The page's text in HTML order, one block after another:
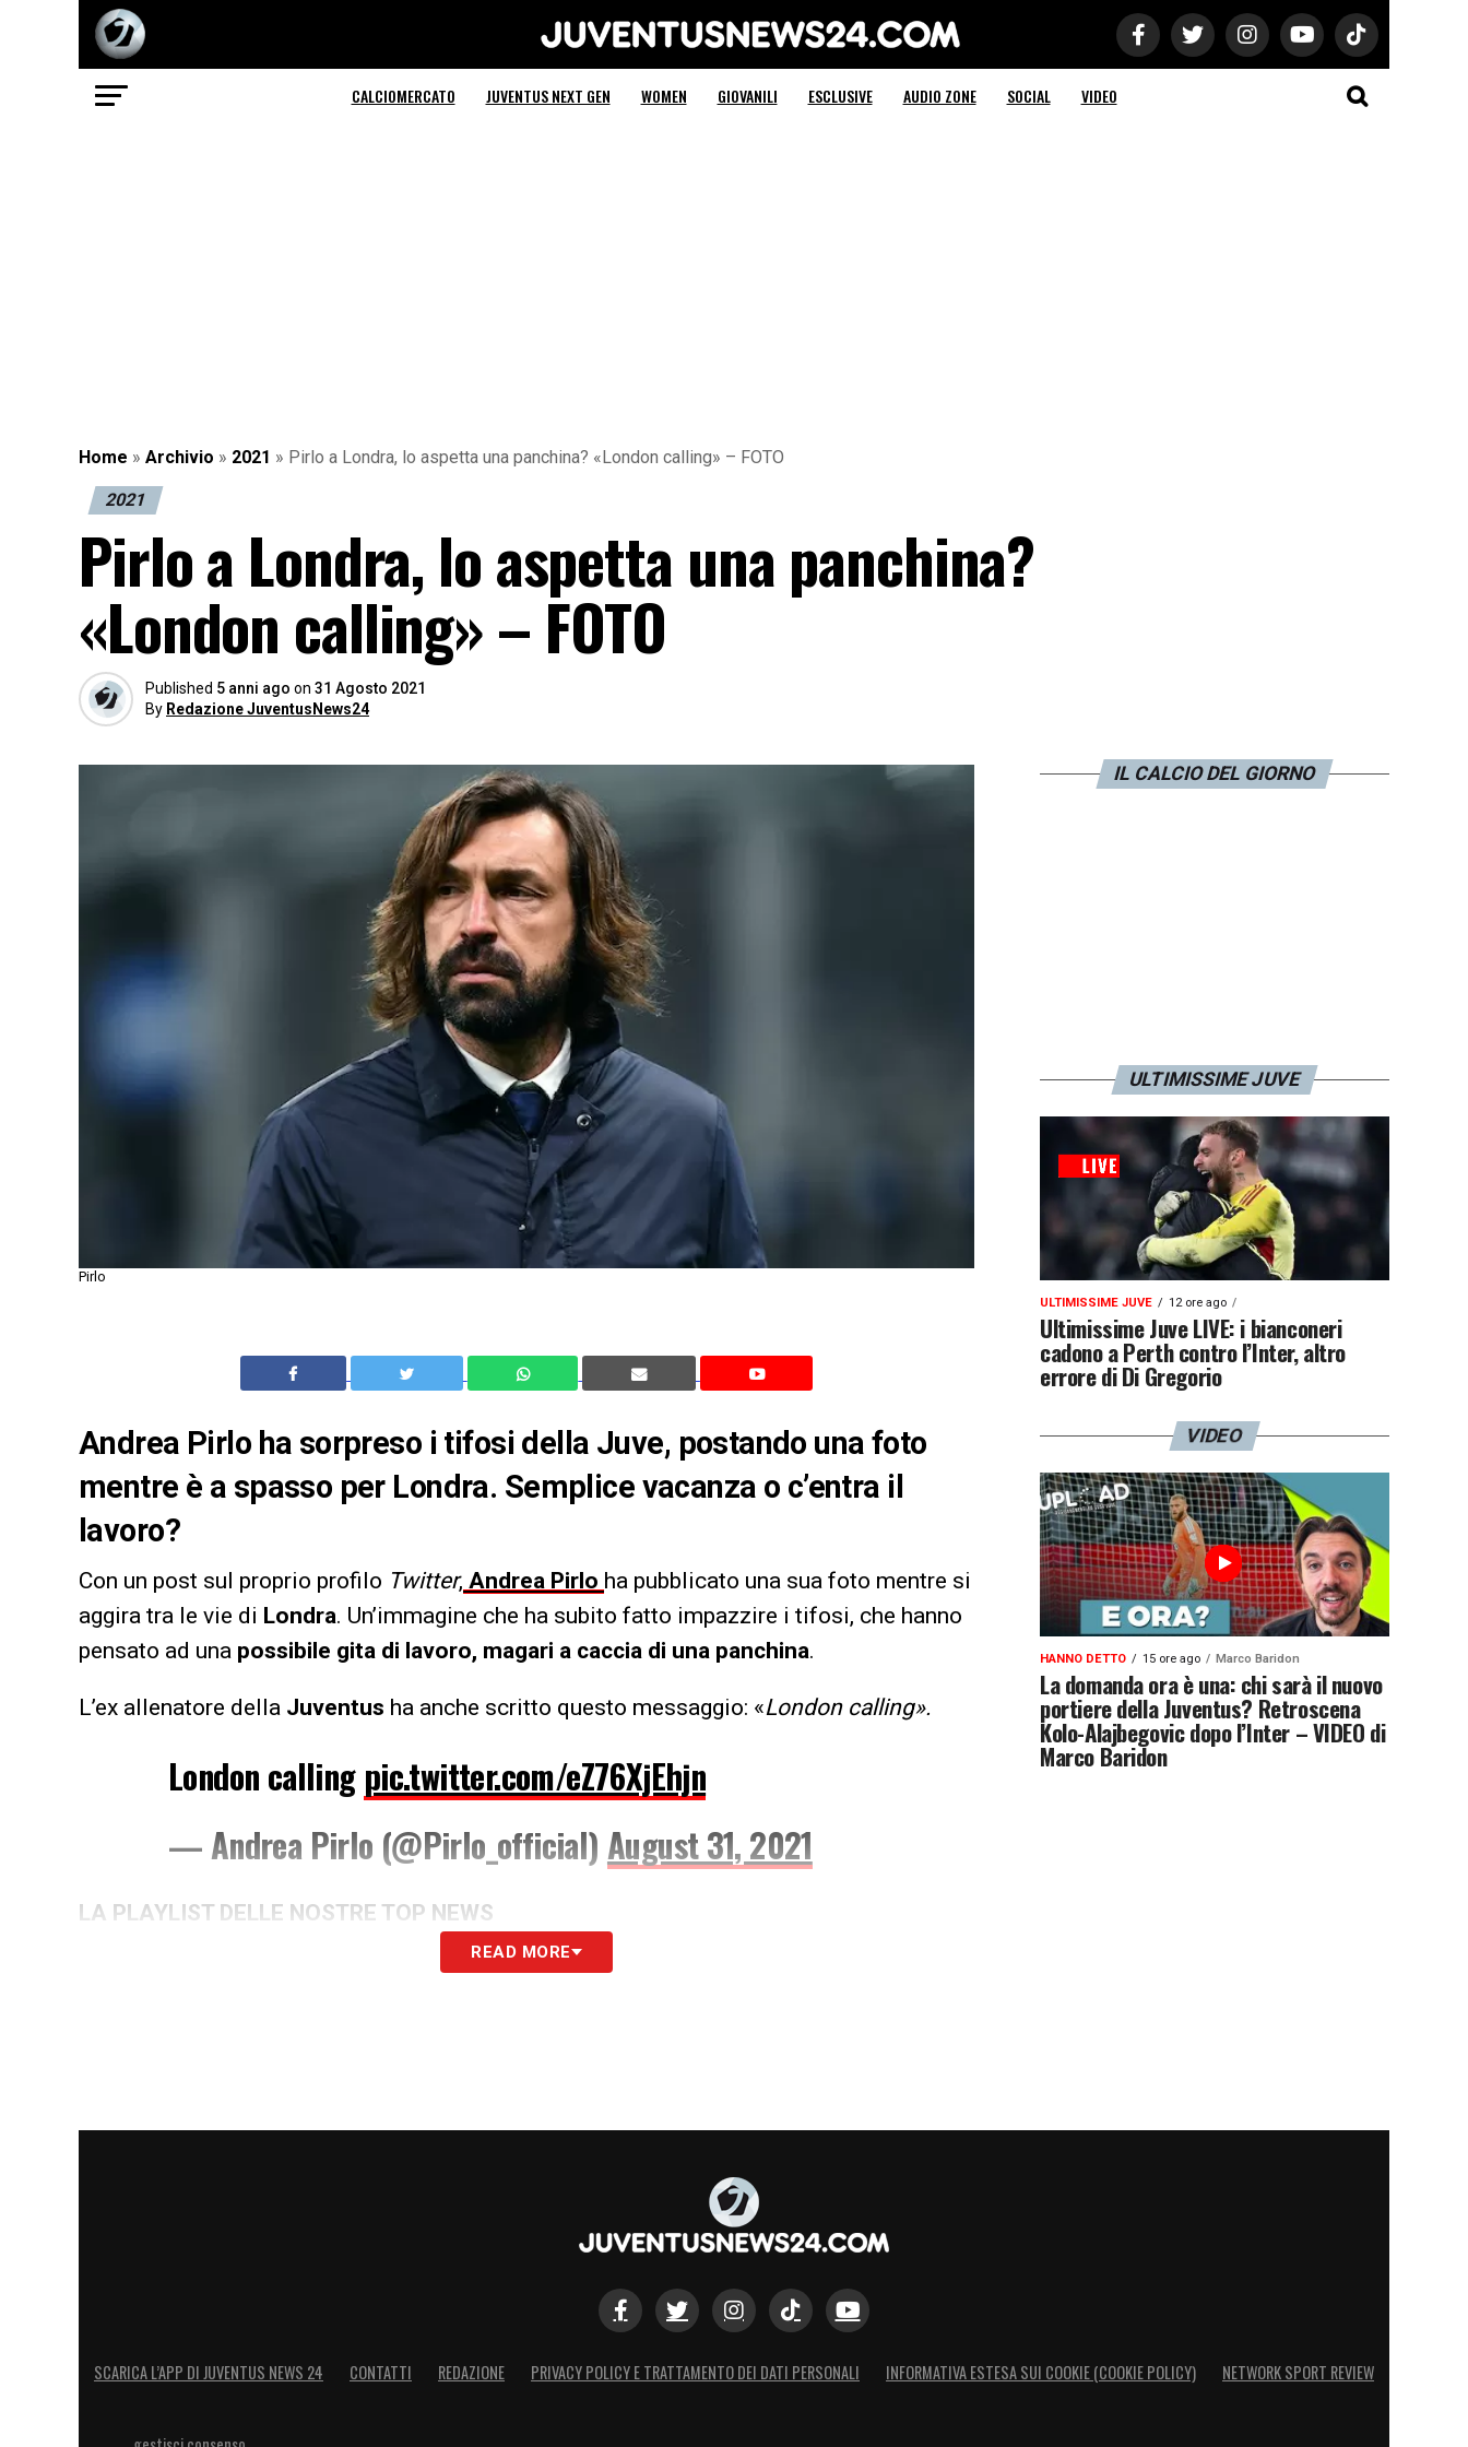
Juventus News 24
CALCIOMERCATO JUVENTUS NEXT GEN WOMEN GIOVANILI ESCLUSIVE AUDIO ZONE SOCIAL VIDEO
Home » Archivio » 2021 » Pirlo a Londra, lo aspetta una panchina? «London calling» – FOTO
2021
Pirlo a Londra, lo aspetta una panchina?
«London calling» – FOTO
Published 5 anni ago on 31 Agosto 2021
By Redazione JuventusNews24
Pirlo
Andrea Pirlo ha sorpreso i tifosi della Juve, postando una foto
mentre è a spasso per Londra. Semplice vacanza o c’entra il
lavoro?
Con un post sul proprio profilo Twitter, Andrea Pirlo ha pubblicato una sua foto mentre si
aggira tra le vie di Londra. Un’immagine che ha subito fatto impazzire i tifosi, che hanno
pensato ad una possibile gita di lavoro, magari a caccia di una panchina.
L’ex allenatore della Juventus ha anche scritto questo messaggio: «London calling».
London calling pic.twitter.com/eZ76XjEhjn
— Andrea Pirlo (@Pirlo_official) August 31, 2021
LA PLAYLIST DELLE NOSTRE TOP NEWS
READ MORE
IL CALCIO DEL GIORNO
ULTIMISSIME JUVE
ULTIMISSIME JUVE 12 ore ago
Ultimissime Juve LIVE: i bianconeri
cadono a Perth contro l’Inter, altro
errore di Di Gregorio
VIDEO
HANNO DETTO 15 ore ago Marco Baridon
La domanda ora è una: chi sarà il nuovo
portiere della Juventus? Retroscena
Kolo-Alajbegovic dopo l’Inter – VIDEO di
Marco Baridon
SCARICA L’APP DI JUVENTUS NEWS 24 CONTATTI REDAZIONE PRIVACY POLICY E TRATTAMENTO DEI DATI PERSONALI INFORMATIVA ESTESA SUI COOKIE (COOKIE POLICY) NETWORK SPORT REVIEW